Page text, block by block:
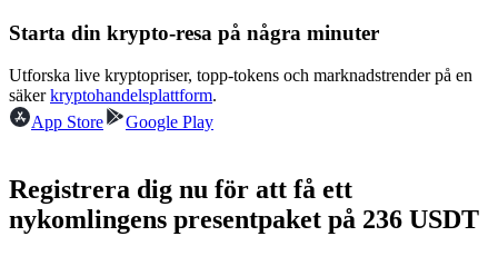
Futures med USDC som säkerhet
Starta din krypto-resa på några minuter
Utforska live kryptopriser, topp-tokens och marknadstrender på en
säkerkryptohandelsplattform.
App Store
Google Play
Registrera dig nu för att få ett
nykomlingens presentpaket på 236 USDT